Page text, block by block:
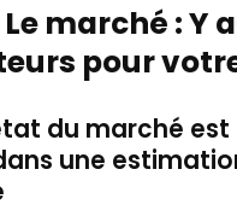
Le marché : Y
pour
du marché est
une